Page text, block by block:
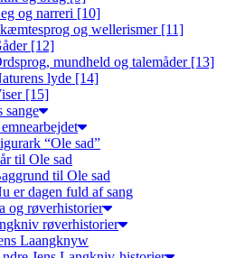
og narreri [10]
og wellerismer [11]
[12]
mundheld og talemåder [13]
lyde [14]
[15]
sange
“Ole sad”
til Ole sad
til Ole sad
er dagen fuld af sang
og røverhistorier
røverhistorier
Laangknyw